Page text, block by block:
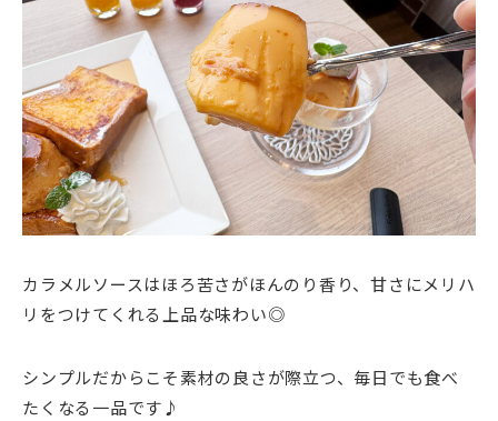
カラメルソースはほろ苦さがほんのり香り、甘さにメリハ
リをつけてくれる上品な味わい◎
シンプルだからこそ素材の良さが際立つ、毎日でも食べ
たくなる一品です♪